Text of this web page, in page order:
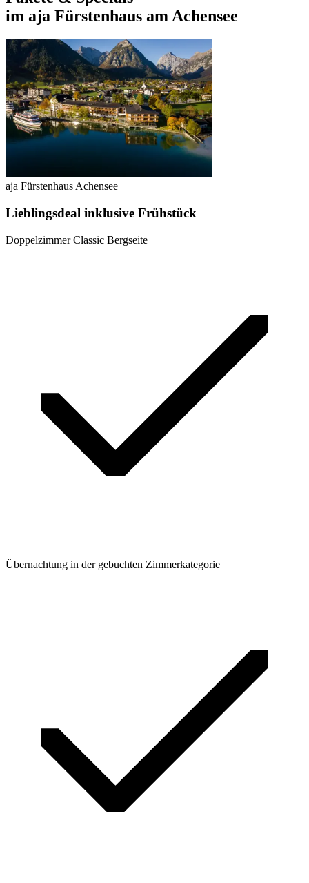
im aja Fürstenhaus am Achensee
aja Fürstenhaus Achensee
Lieblingsdeal inklusive Frühstück
Doppelzimmer Classic Bergseite
Übernachtung in der gebuchten Zimmerkategorie